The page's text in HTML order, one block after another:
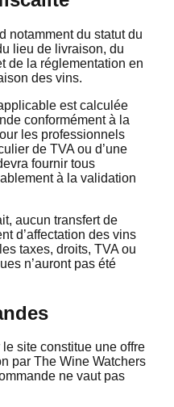
notamment du statut du
lieu de livraison, du
de la réglementation en
des vins.
est calculée
conformément à la
les professionnels
de TVA ou d’une
fournir tous
à la validation
aucun transfert de
d’affectation des vins
taxes, droits, TVA ou
n’auront pas été
site constitue une offre
par The Wine Watchers
ne vaut pas